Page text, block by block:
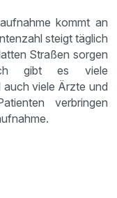
kommt an
steigt täglich
Straßen sorgen
gibt es viele
auch viele Ärzte und
verbringen